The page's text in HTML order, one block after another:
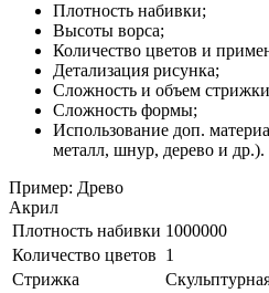
Плотность набивки;
Высоты ворса;
Количество цветов и
Детализация рисунка;
Сложность и объем
Сложность формы;
Использование доп.
металл, шнур, дерево и др.).
Пример: Древо
Акрил
Плотность набивки 1000000
Количество цветов 1
Стрижка